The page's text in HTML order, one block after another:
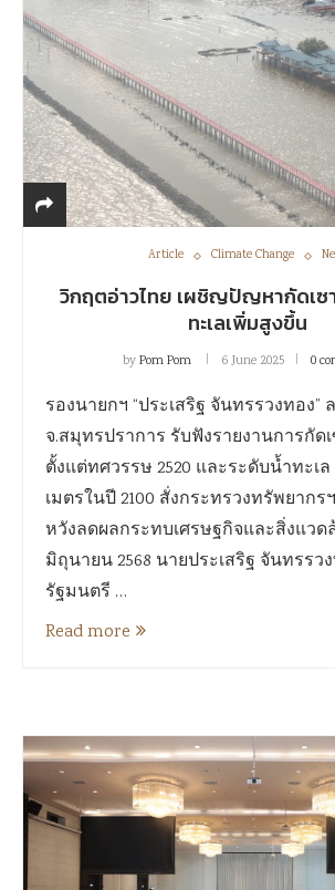
Article Climate Change
วิกฤตอ่าวไทย เผชิญปัญหากัดเซ
ทะเลเพิ่มสูงขึ้น
byPom Pom 6 June 2025 0
รองนายกฯ “ประเสริฐ จันทรรวงทอง”
จ.สมุทรปราการ รับฟังรายงานการกัด
ตั้งแต่ทศวรรษ 2520 และระดับน้ำทะเ
เมตรในปี 2100 สั่งกระทรวงทรัพยากร
หวังลดผลกระทบเศรษฐกิจและสิ่งแวด
มิถุนายน 2568 นายประเสริฐ จันทรรว
รัฐมนตรี …
Read more